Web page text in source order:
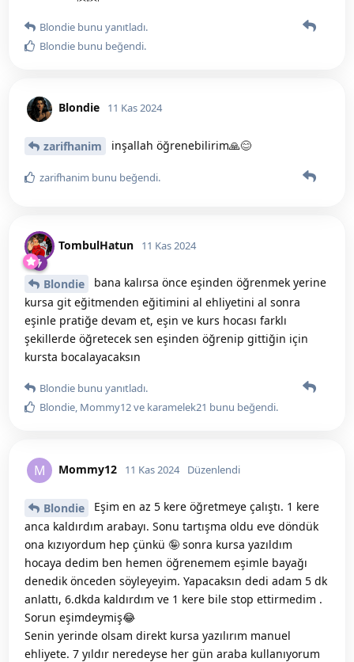
Blondie bunu yanıtladı.
Blondie bunu beğendi.
Blondie 11 Kas 2024
zarifhanim inşallah öğrenebilirim🙏😊
zarifhanim bunu beğendi.
TombulHatun 11 Kas 2024
Blondie
bana kalırsa önce eşinden öğrenmek yerine
kursa git eğitmenden eğitimini al ehliyetini al sonra
eşinle pratiğe devam et, eşin ve kurs hocası farklı
şekillerde öğretecek sen eşinden öğrenip gittiğin için
kursta bocalayacaksın
Blondie bunu yanıtladı.
Blondie, Mommy12ve karamelek21 bunu beğendi.
M Mommy12 11 Kas 2024 Düzenlendi
Blondie
Eşim en az 5 kere öğretmeye çalıştı. 1 kere
anca kaldırdım arabayı. Sonu tartışma oldu eve döndük
ona kızıyordum hep çünkü 🤪 sonra kursa yazıldım
hocaya dedim ben hemen öğrenemem eşimle bayağı
denedik önceden söyleyeyim. Yapacaksın dedi adam 5 dk
anlattı, 6.dkda kaldırdım ve 1 kere bile stop ettirmedim .
Sorun eşimdeymiş😂
Senin yerinde olsam direkt kursa yazılırım manuel
ehliyete. 7 yıldır neredeyse her gün araba kullanıyorum